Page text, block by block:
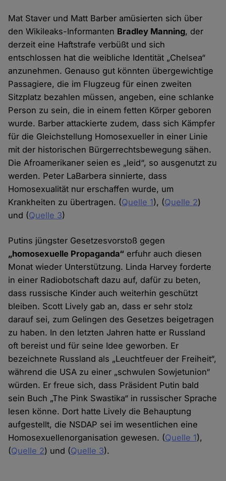
Mat Staver und Matt Barber amüsierten sich über
den Wikileaks-Informanten Bradley Manning, der
derzeit eine Haftstrafe verbüßt und sich
entschlossen hat die weibliche Identität „Chelsea“
anzunehmen. Genauso gut könnten übergewichtige
Passagiere, die im Flugzeug für einen zweiten
Sitzplatz bezahlen müssen, angeben, eine schlanke
Person zu sein, die in einem fetten Körper geboren
wurde. Barber attackierte zudem, dass sich Kämpfer
für die Gleichstellung Homosexueller in einer Linie
mit der historischen Bürgerrechtsbewegung sähen.
Die Afroamerikaner seien es „leid“, so ausgenutzt zu
werden. Peter LaBarbera sinnierte, dass
Homosexualität nur erschaffen wurde, um
Krankheiten zu übertragen. (Quelle 1), (Quelle 2)
und (Quelle 3)
Putins jüngster Gesetzesvorstoß gegen
„homosexuelle Propaganda“ erfuhr auch diesen
Monat wieder Unterstützung. Linda Harvey forderte
in einer Radiobotschaft dazu auf, dafür zu beten,
dass russische Kinder auch weiterhin geschützt
bleiben. Scott Lively gab an, dass er sehr stolz
darauf sei, zum Gelingen des Gesetzes beigetragen
zu haben. In den letzten Jahren hatte er Russland
oft bereist und für seine Idee geworben. Er
bezeichnete Russland als „Leuchtfeuer der Freiheit“,
während die USA zu einer „schwulen Sowjetunion“
würden. Er freue sich, dass Präsident Putin bald
sein Buch „The Pink Swastika“ in russischer Sprache
lesen könne. Dort hatte Lively die Behauptung
aufgestellt, die NSDAP sei im wesentlichen eine
Homosexuellenorganisation gewesen. (Quelle 1),
(Quelle 2) und (Quelle 3).